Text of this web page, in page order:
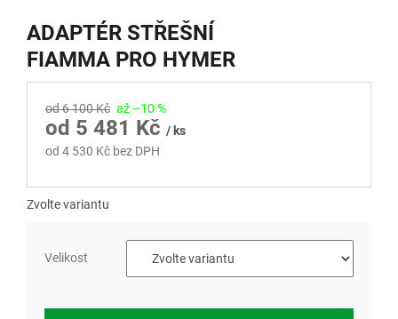
ADAPTÉR STŘEŠNÍ
FIAMMA PRO HYMER
od 6 100 Kč až –10 %
od 5 481 Kč / ks
od 4 530 Kč bez DPH
Zvolte variantu
Velikost